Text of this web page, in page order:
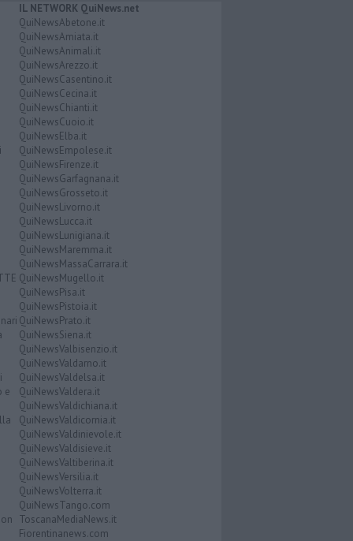
e
IL NETWORK QuiNews.net
QuiNewsAbetone.it
QuiNewsAmiata.it
QuiNewsAnimali.it
QuiNewsArezzo.it
QuiNewsCasentino.it
QuiNewsCecina.it
QuiNewsChianti.it
QuiNewsCuoio.it
QuiNewsElba.it
QuiNewsEmpolese.it
QuiNewsFirenze.it
QuiNewsGarfagnana.it
QuiNewsGrosseto.it
QuiNewsLivorno.it
QuiNewsLucca.it
QuiNewsLunigiana.it
QuiNewsMaremma.it
QuiNewsMassaCarrara.it
QuiNewsMugello.it
QuiNewsPisa.it
QuiNewsPistoia.it
QuiNewsPrato.it
QuiNewsSiena.it
QuiNewsValbisenzio.it
QuiNewsValdarno.it
QuiNewsValdelsa.it
QuiNewsValdera.it
QuiNewsValdichiana.it
QuiNewsValdicornia.it
QuiNewsValdinievole.it
QuiNewsValdisieve.it
QuiNewsValtiberina.it
QuiNewsVersilia.it
QuiNewsVolterra.it
QuiNewsTango.com
ToscanaMediaNews.it
Fiorentinanews.com